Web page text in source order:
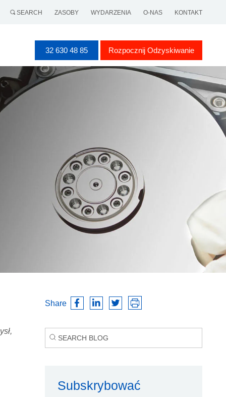
SEARCH ZASOBY WYDARZENIA O-NAS KONTAKT
32 630 48 85 Rozpocznij Odzyskiwanie
Share
Subskrybować